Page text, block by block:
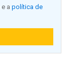
e a política de